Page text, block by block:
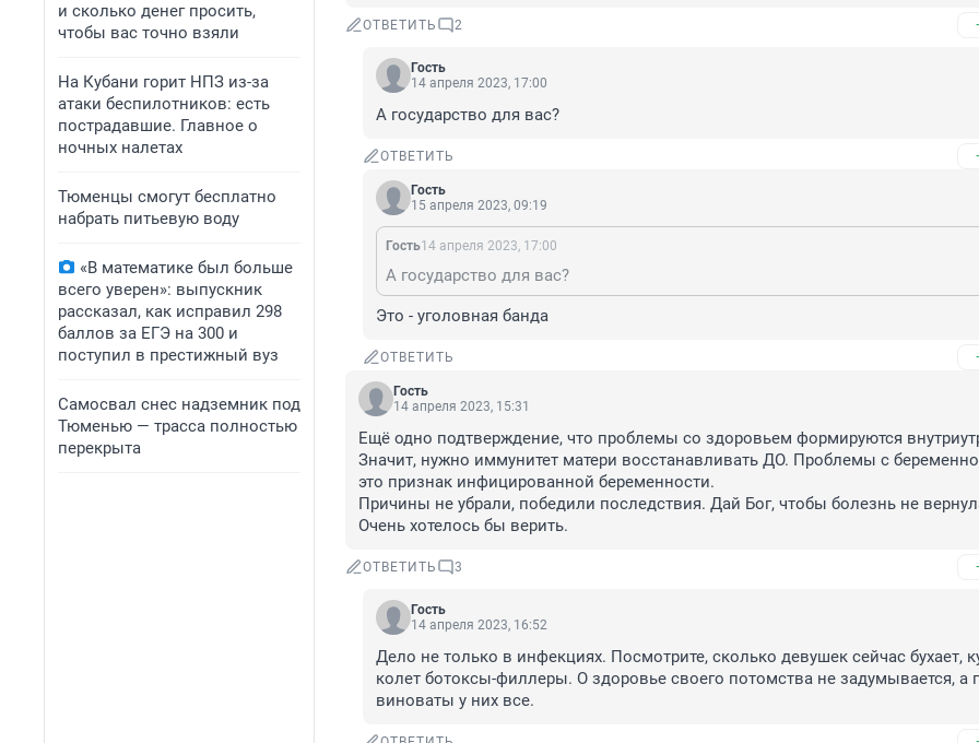
и сколько денег просить,
чтобы вас точно взяли
На Кубани горит НПЗ из-за
атаки беспилотников: есть
пострадавшие. Главное о
ночных налетах
Тюменцы смогут бесплатно
набрать питьевую воду
«В математике был больше
всего уверен»: выпускник
рассказал, как исправил 298
баллов за ЕГЭ на 300 и
поступил в престижный вуз
Самосвал снес надземник под
Тюменью — трасса полностью
перекрыта
ОТВЕТИТЬ 2
Гость
14 апреля 2023, 17:00
А государство для вас?
ОТВЕТИТЬ
Гость
15 апреля 2023, 09:19
Гость14 апреля 2023, 17:00
А государство для вас?
Это - уголовная банда
ОТВЕТИТЬ
Гость
14 апреля 2023, 15:31
Ещё одно подтверждение, что проблемы со здоровьем формируются
Значит, нужно иммунитет матери восстанавливать ДО. Проблемы с
это признак инфицированной беременности.
Причины не убрали, победили последствия. Дай Бог, чтобы болезнь не
Очень хотелось бы верить.
ОТВЕТИТЬ 3
Гость
14 апреля 2023, 16:52
Дело не только в инфекциях. Посмотрите, сколько девушек сейчас бухает,
колет ботоксы-филлеры. О здоровье своего потомства не задумывается, а
виноваты у них все.